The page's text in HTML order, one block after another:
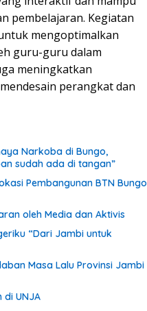
pembelajaran. Kegiatan
mengoptimalkan
guru-guru dalam
meningkatkan
perangkat dan
Narkoba di Bungo,
sudah ada di tangan”
Pembangunan BTN Bungo
oleh Media dan Aktivis
“Dari Jambi untuk
Masa Lalu Provinsi Jambi
di UNJA